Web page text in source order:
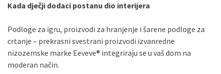
Kada dječji dodaci postanu dio interijera
Podloge za igru, proizvodi za hranjenje i šarene podloge za
crtanje – prekrasni svestrani proizvodi izvanredne
nizozemske marke Eeveve® integriraju se u vaš dom na
moderan način.